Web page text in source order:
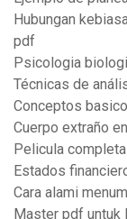
Hubungan
pdf
Psicologia
Técnicas de
Conceptos
Cuerpo extraño
Pelicula
Estados
Cara alami
Master pdf untuk